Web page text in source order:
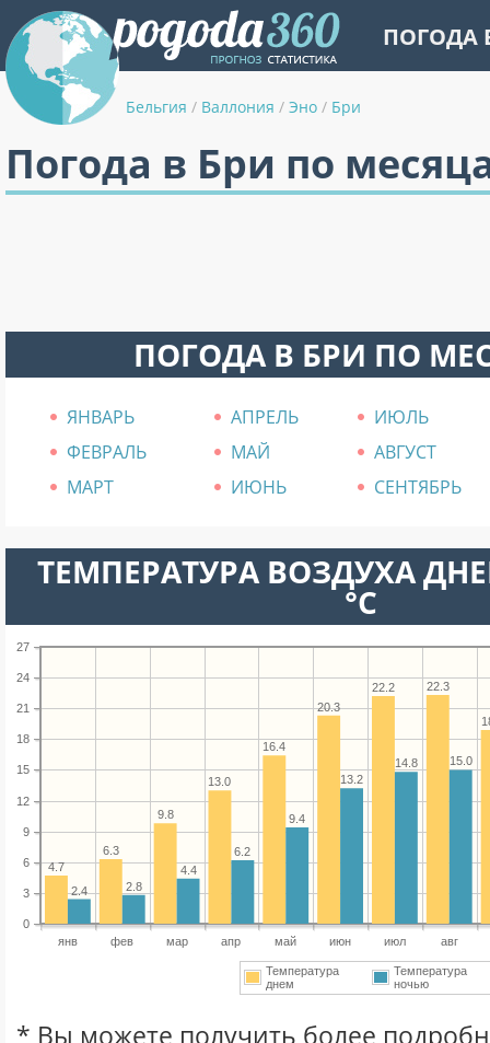
ПОГОДА
Бельгия / Валлония / Эно / Бри
Погода в Бри по
ПОГОДА В БРИ ПО
ЯНВАРЬ АПРЕЛЬ
ИЮЛЬ
ФЕВРАЛЬ
МАЙ
АВГУСТ
МАРТ
ИЮНЬ СЕНТЯБРЬ
ТЕМПЕРАТУРА ВОЗДУХА
°C
янв фев мар апр май июн июл авг
0
3
6
9
12
15
18
21
24
27
22.3
22.2
20.3
16.4
13.0
9.8
6.3
4.7
15.0
14.8
13.2
9.4
6.2
4.4
2.8
2.4
Температура
днем
Температура
ночью
* Вы можете получить более